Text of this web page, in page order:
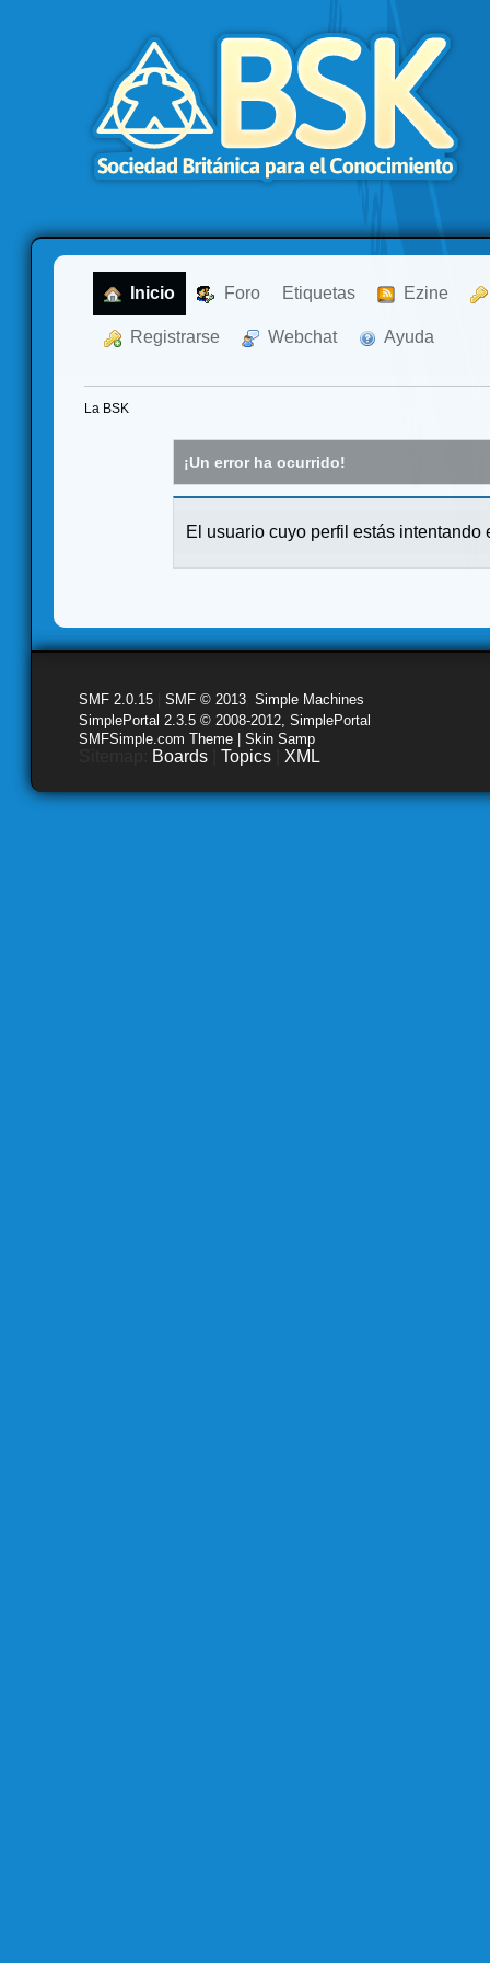
Inicio Foro Etiquetas Ezine
Registrarse Webchat Ayuda
La BSK
¡Un error ha ocurrido!
El usuario cuyo perfil estás intentando
SMF 2.0.15 SMF © 2013 Simple Machines
SimplePortal 2.3.5 © 2008-2012, SimplePortal
SMFSimple.com Theme | Skin Samp
Boards Topics XML